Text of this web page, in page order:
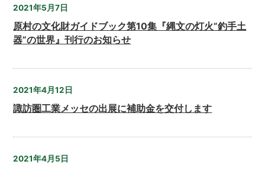
2021年5月7日
原村の文化財ガイドブック第10集『縄文の灯火”釣手土
器”の世界』刊行のお知らせ
2021年4月12日
諏訪圏工業メッセの出展に補助金を交付します
2021年4月5日